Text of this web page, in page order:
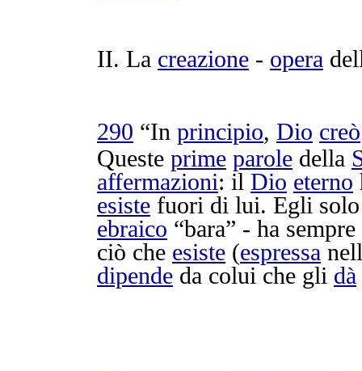
II. La creazione - opera
290 “In principio, Dio creò
Queste prime parole della
affermazioni: il Dio eterno
esiste fuori di lui. Egli
ebraico “bara” - ha
ciò che esiste (espressa
dipende da colui che gli dà